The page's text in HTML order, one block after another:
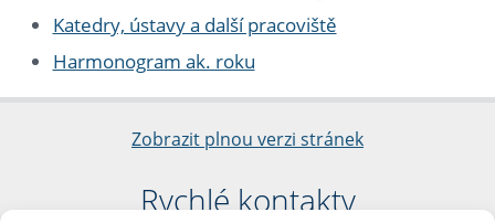
Katedry, ústavy a další pracoviště
Harmonogram ak. roku
Zobrazit plnou verzi stránek
Rychlé kontakty